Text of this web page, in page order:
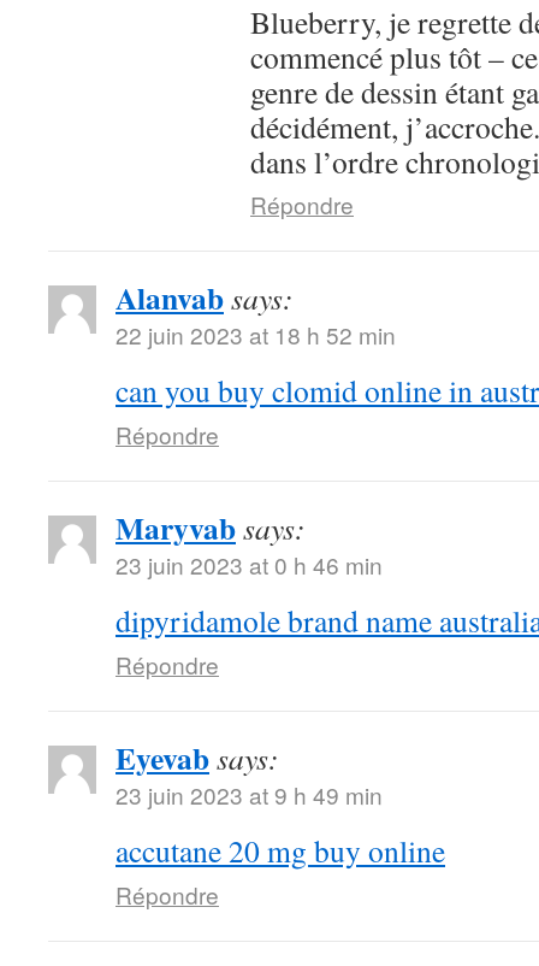
Blueberry, je regrette
commencé plus tôt –
genre de dessin étant
décidément,
dans l’ordre
Répondre
Alanvabsays:
22 juin 2023 at 18 h 52 min
can you buy clomid online in
Répondre
Maryvabsays:
23 juin 2023 at 0 h 46 min
dipyridamole brand name
Répondre
Eyevabsays:
23 juin 2023 at 9 h 49 min
accutane 20 mg buy online
Répondre